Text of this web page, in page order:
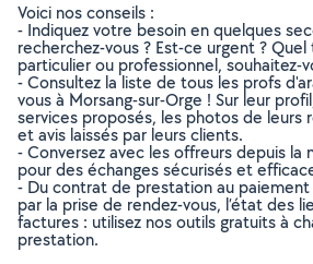
Voici nos conseils :
- Indiquez votre besoin en quelques
recherchez-vous ? Est-ce urgent ?
particulier ou professionnel, souhaitez-
- Consultez la liste de tous les profs
vous à Morsang-sur-Orge ! Sur leur
services proposés, les photos de leurs
et avis laissés par leurs clients.
- Conversez avec les offreurs depuis la
pour des échanges sécurisés et
- Du contrat de prestation au paiement
par la prise de rendez-vous, l’état des
factures : utilisez nos outils gratuits à
prestation.